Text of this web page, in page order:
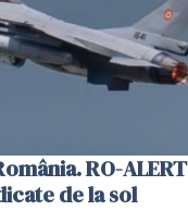
RO-
de la sol